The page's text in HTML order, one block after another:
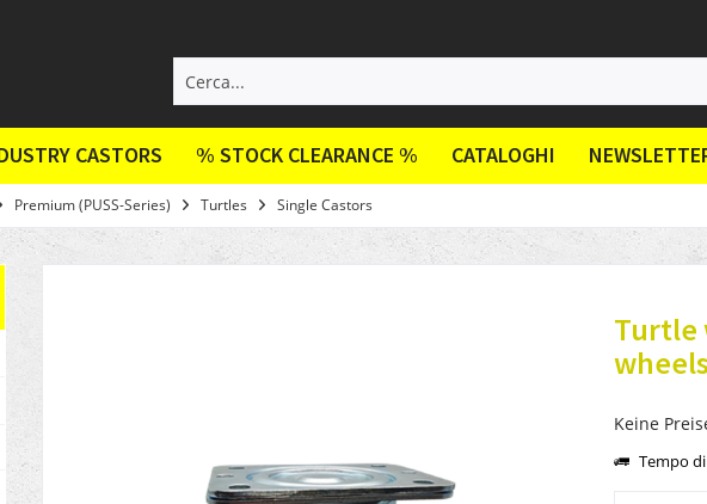
CASTORS % STOCK CLEARANCE % CATALOGHI
Premium (PUSS-Series) Turtles Single Castors
Turtle
wheels
Keine
Tempo